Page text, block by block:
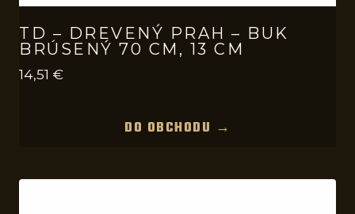
TD – DREVENÝ PRAH – BUK
BRÚSENÝ 70 CM, 13 CM
14,51 €
DO OBCHODU →